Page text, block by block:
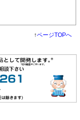
↑ページTOPへ